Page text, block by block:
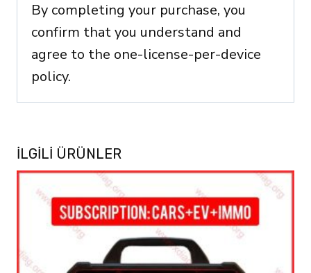
By completing your purchase, you
confirm that you understand and
agree to the one-license-per-device
policy.
İLGILI ÜRÜNLER